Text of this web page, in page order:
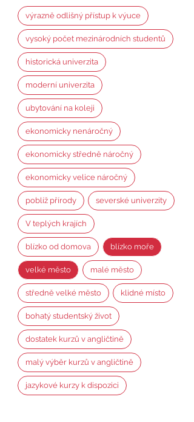
výrazně odlišný přístup k výuce
vysoký počet mezinárodních studentů
historická univerzita
moderní univerzita
ubytování na koleji
ekonomicky nenáročný
ekonomicky středně náročný
ekonomicky velice náročný
poblíž přírody severské univerzity
V teplých krajích
blízko od domova blízko moře
velké město malé město
středně velké město klidné místo
bohatý studentský život
dostatek kurzů v angličtině
malý výběr kurzů v angličtině
jazykové kurzy k dispozici